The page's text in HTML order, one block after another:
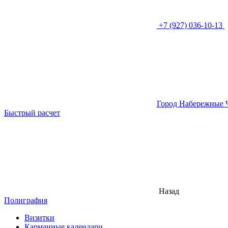
+7 (927) 036-10-13
Город Набережные
Быстрый расчет
Назад
Полиграфия
Визитки